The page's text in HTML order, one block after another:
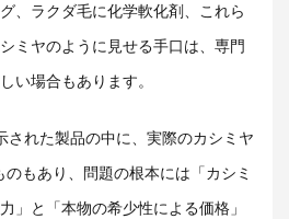
、ラクダ毛に化学軟化剤、これら
ミヤのように見せる手口は、専門
い場合もあります。
された製品の中に、実際のカシミヤ
もあり、問題の根本には「カシミ
」と「本物の希少性による価格」